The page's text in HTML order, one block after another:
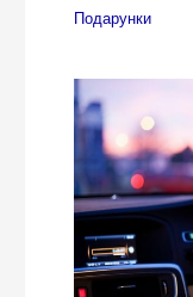
Подарунки